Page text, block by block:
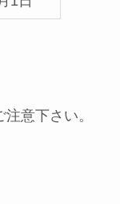
意下さい。